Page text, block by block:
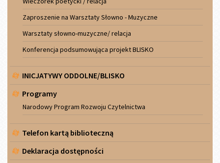
Zaproszenie na Warsztaty Słowno - Muzyczne
Warsztaty słowno-muzyczne/ relacja
Konferencja podsumowująca projekt BLISKO
INICJATYWY ODDOLNE/BLISKO
Programy
Narodowy Program Rozwoju Czytelnictwa
Telefon kartą biblioteczną
Deklaracja dostępności